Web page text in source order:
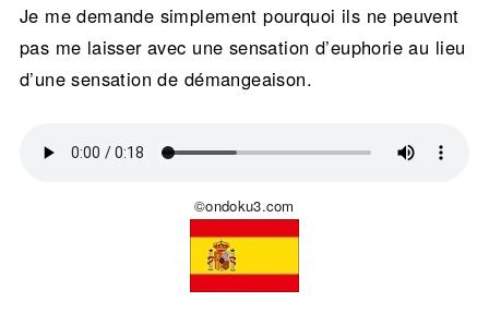
Je me demande simplement pourquoi ils ne peuvent
pas me laisser avec une sensation d’euphorie au lieu
d’une sensation de démangeaison.
©ondoku3.com